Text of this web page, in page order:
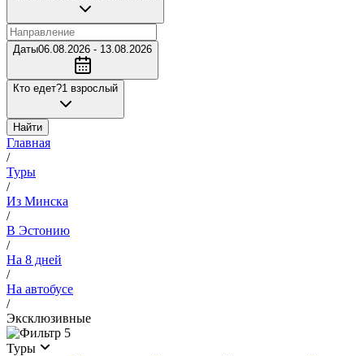
Даты06.08.2026 - 13.08.2026
Кто едет?1 взрослый
Найти
Главная
/
Туры
/
Из Минска
/
В Эстонию
/
На 8 дней
/
На автобусе
/
Эксклюзивные
5
Туры